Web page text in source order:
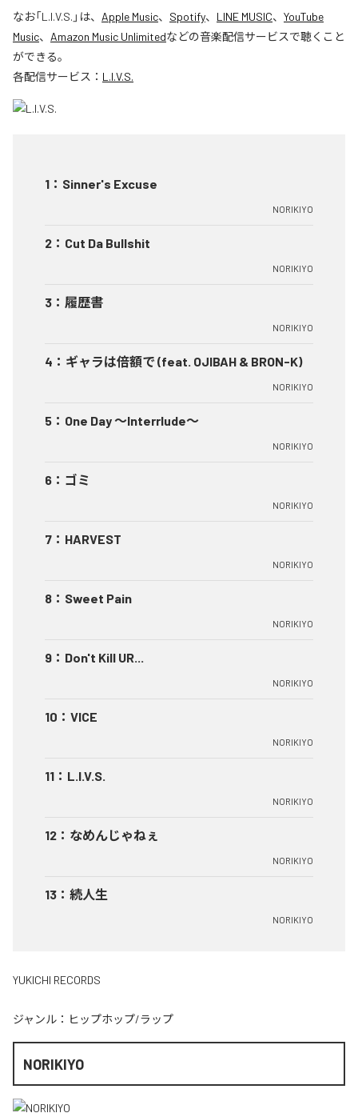
なお「L.I.V.S. 」は、 Apple Music、 Spotify、 LINE MUSIC、 YouTube
Music、 Amazon Music Unlimitedなどの音楽配信サービスで聴くこと
ができる。
各配信サービス： L.I.V.S.
1 ： Sinner's Excuse
NORIKIYO
2 ： Cut Da Bullshit
NORIKIYO
3 ： 履歴書
NORIKIYO
4 ： ギャラは倍額で (feat. OJIBAH & BRON-K)
NORIKIYO
5 ： One Day ～Interrlude～
NORIKIYO
6 ： ゴミ
NORIKIYO
7 ： HARVEST
NORIKIYO
8 ： Sweet Pain
NORIKIYO
9 ： Don't Kill UR...
NORIKIYO
10 ： VICE
NORIKIYO
11 ： L.I.V.S.
NORIKIYO
12 ： なめんじゃねぇ
NORIKIYO
13 ： 続人生
NORIKIYO
YUKICHI RECORDS
ジャンル： ヒップホップ/ラップ
NORIKIYO